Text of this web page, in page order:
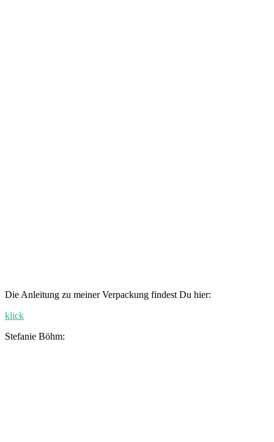
Die Anleitung zu meiner Verpackung findest Du hier:
klick
Stefanie Böhm: